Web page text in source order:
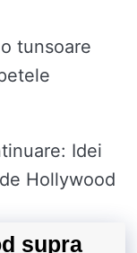
tunsoare
supra